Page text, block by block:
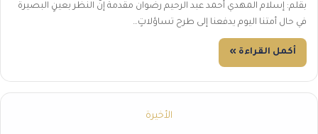
بقلم: إسلام المهدي أحمد عبد الرحيم رضوان مقدمة إنّ النظر بعينٍ البصيرة
في حال أمتنا اليوم يدفعنا إلى طرح تساؤلاتٍ…
أكمل القراءة »
الأخيرة